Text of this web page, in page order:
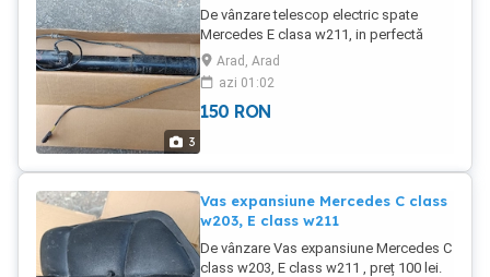
3
De vânzare telescop electric spate
Mercedes E clasa w211, in perfectă
stare, preț 150 lei.
Arad, Arad
azi 01:02
150 RON
Vas expansiune Mercedes C class
w203, E class w211
De vânzare Vas expansiune Mercedes C
class w203, E class w211 , preț 100 lei.